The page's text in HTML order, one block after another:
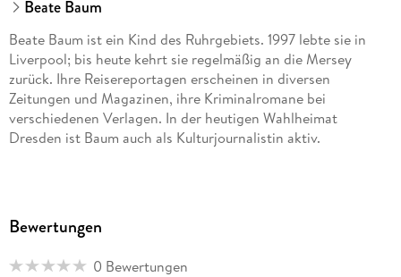
Beate Baum
Beate Baum ist ein Kind des Ruhrgebiets. 1997 lebte sie in
Liverpool; bis heute kehrt sie regelmäßig an die Mersey
zurück. Ihre Reisereportagen erscheinen in diversen
Zeitungen und Magazinen, ihre Kriminalromane bei
verschiedenen Verlagen. In der heutigen Wahlheimat
Dresden ist Baum auch als Kulturjournalistin aktiv.
Bewertungen
0 Bewertungen